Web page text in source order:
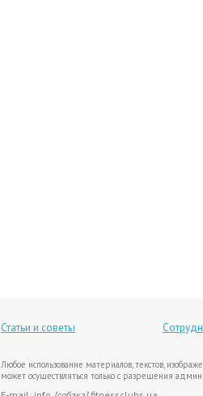
Статьи и советы
Любое использование материалов, текстов,
может осуществляться только с разрешения